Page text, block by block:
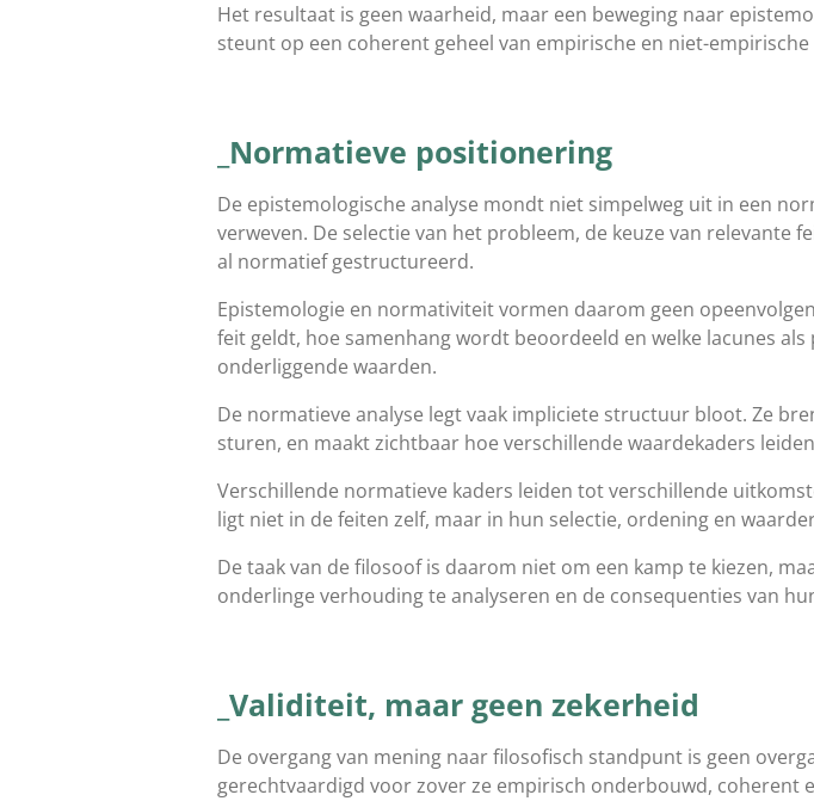
Het resultaat is geen waarheid, maar een beweging naar
steunt op een coherent geheel van empirische en niet-
_Normatieve positionering
De epistemologische analyse mondt niet simpelweg uit in een
verweven. De selectie van het probleem, de keuze van
al normatief gestructureerd.
Epistemologie en normativiteit vormen daarom geen
feit geldt, hoe samenhang wordt beoordeeld en welke lacunes
onderliggende waarden.
De normatieve analyse legt vaak impliciete structuur bloot. Ze
sturen, en maakt zichtbaar hoe verschillende waardekaders
Verschillende normatieve kaders leiden tot verschillende
ligt niet in de feiten zelf, maar in hun selectie, ordening en
De taak van de filosoof is daarom niet om een kamp te kiezen,
onderlinge verhouding te analyseren en de consequenties van
_Validiteit, maar geen zekerheid
De overgang van mening naar filosofisch standpunt is geen
gerechtvaardigd voor zover ze empirisch onderbouwd, coherent